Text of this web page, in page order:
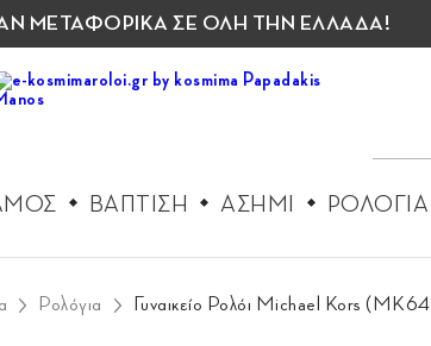
ΜΕΤΑΦΟΡΙΚΑ ΣΕ ΟΛΗ ΤΗΝ ΕΛΛΑΔΑ!
ΒΑΠΤΙΣΗ ΑΣΗΜΙ ΡΟΛΟΓΙΑ
Ρολόγια Γυναικείο Ρολόι Michael Kors